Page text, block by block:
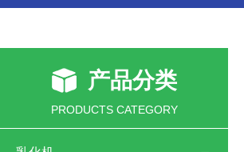
产品分类
PRODUCTS CATEGORY